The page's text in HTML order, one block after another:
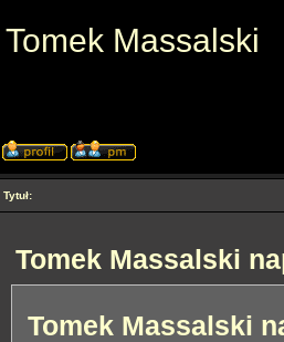
Tomek Massalski
Tytuł:
Tomek Massalski
Tomek Massalski